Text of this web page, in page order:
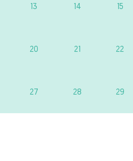
13 14 15
20 21 22
27 28 29